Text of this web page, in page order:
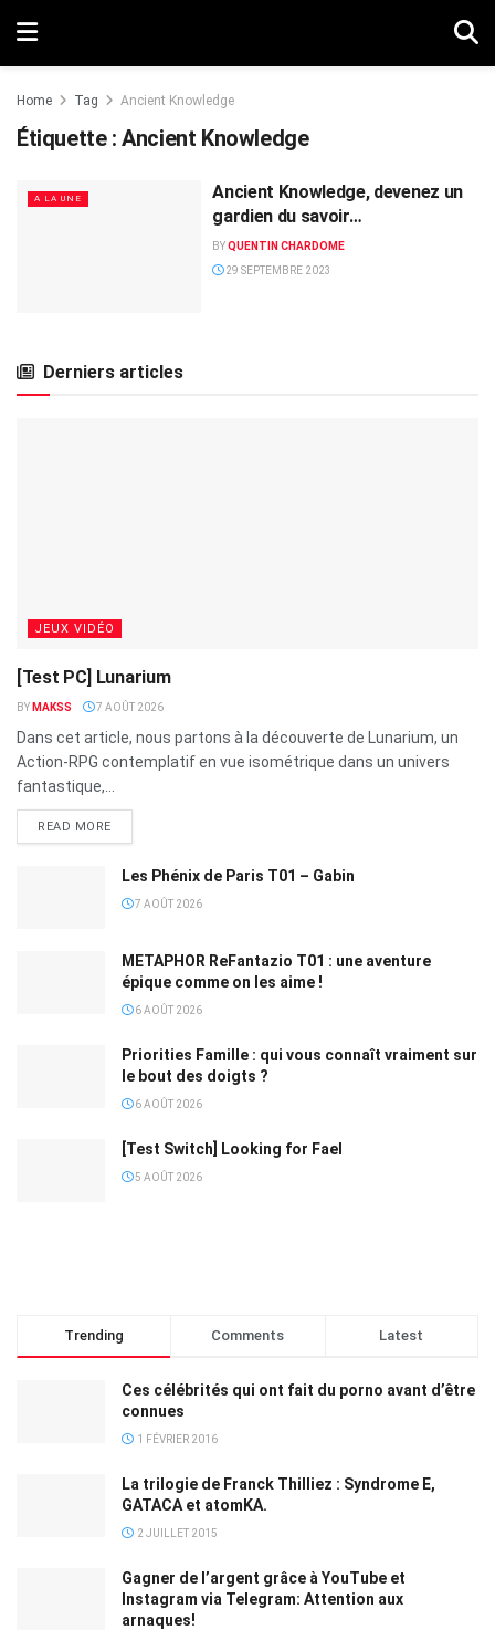
Home Tag Ancient Knowledge
Étiquette :Ancient Knowledge
A LA UNE
Ancient Knowledge, devenez un
gardien du savoir…
BYQUENTIN CHARDOME
29 SEPTEMBRE 2023
Derniers articles
JEUX VIDÉO
[Test PC] Lunarium
BY MAKSS 7 AOÛT 2026
Dans cet article, nous partons à la découverte de Lunarium, un
Action-RPG contemplatif en vue isométrique dans un univers
fantastique,...
READ MORE
Les Phénix de Paris T01 – Gabin
7 AOÛT 2026
METAPHOR ReFantazio T01 : une aventure
épique comme on les aime !
6 AOÛT 2026
Priorities Famille : qui vous connaît vraiment sur
le bout des doigts ?
6 AOÛT 2026
[Test Switch] Looking for Fael
5 AOÛT 2026
Trending Comments Latest
Ces célébrités qui ont fait du porno avant d’être
connues
1 FÉVRIER 2016
La trilogie de Franck Thilliez : Syndrome E,
GATACA et atomKA.
2 JUILLET 2015
Gagner de l’argent grâce à YouTube et
Instagram via Telegram: Attention aux
arnaques!